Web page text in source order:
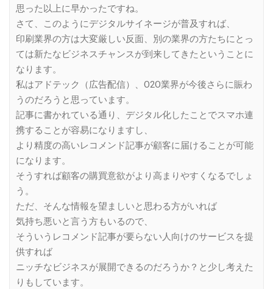
思った以上に早かったですね。
さて、このようにデジタルサイネージが普及すれば、
印刷業界の方は大変厳しい反面、別の業界の方たちにとっ
ては新たなビジネスチャンスが到来してきたということに
なります。
私はアドテック（広告配信）、O2O業界が今後さらに賑わ
うのだろうと思っています。
記事に書かれている通り、デジタル化したことでスマホ連
携することが容易になりますし、
より精度の高いレコメンド記事が顧客に届けることが可能
になります。
そうすれば顧客の購買意欲がより高まりやすくなるでしょ
う。
ただ、そんな情報を望ましいと思わる方がいれば
気持ち悪いと言う方もいるので、
そういうレコメンド記事が要らない人向けのサービスを提
供すれば
ニッチなビジネスが展開できるのだろうか？と少し考えた
りもしています。